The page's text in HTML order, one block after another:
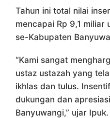
Tahun ini total nilai
mencapai Rp 9,1 miliar
se-Kabupaten
“Kami sangat
ustaz ustazah yang
ikhlas dan tulus.
dukungan dan
Banyuwangi,” ujar Ipuk.